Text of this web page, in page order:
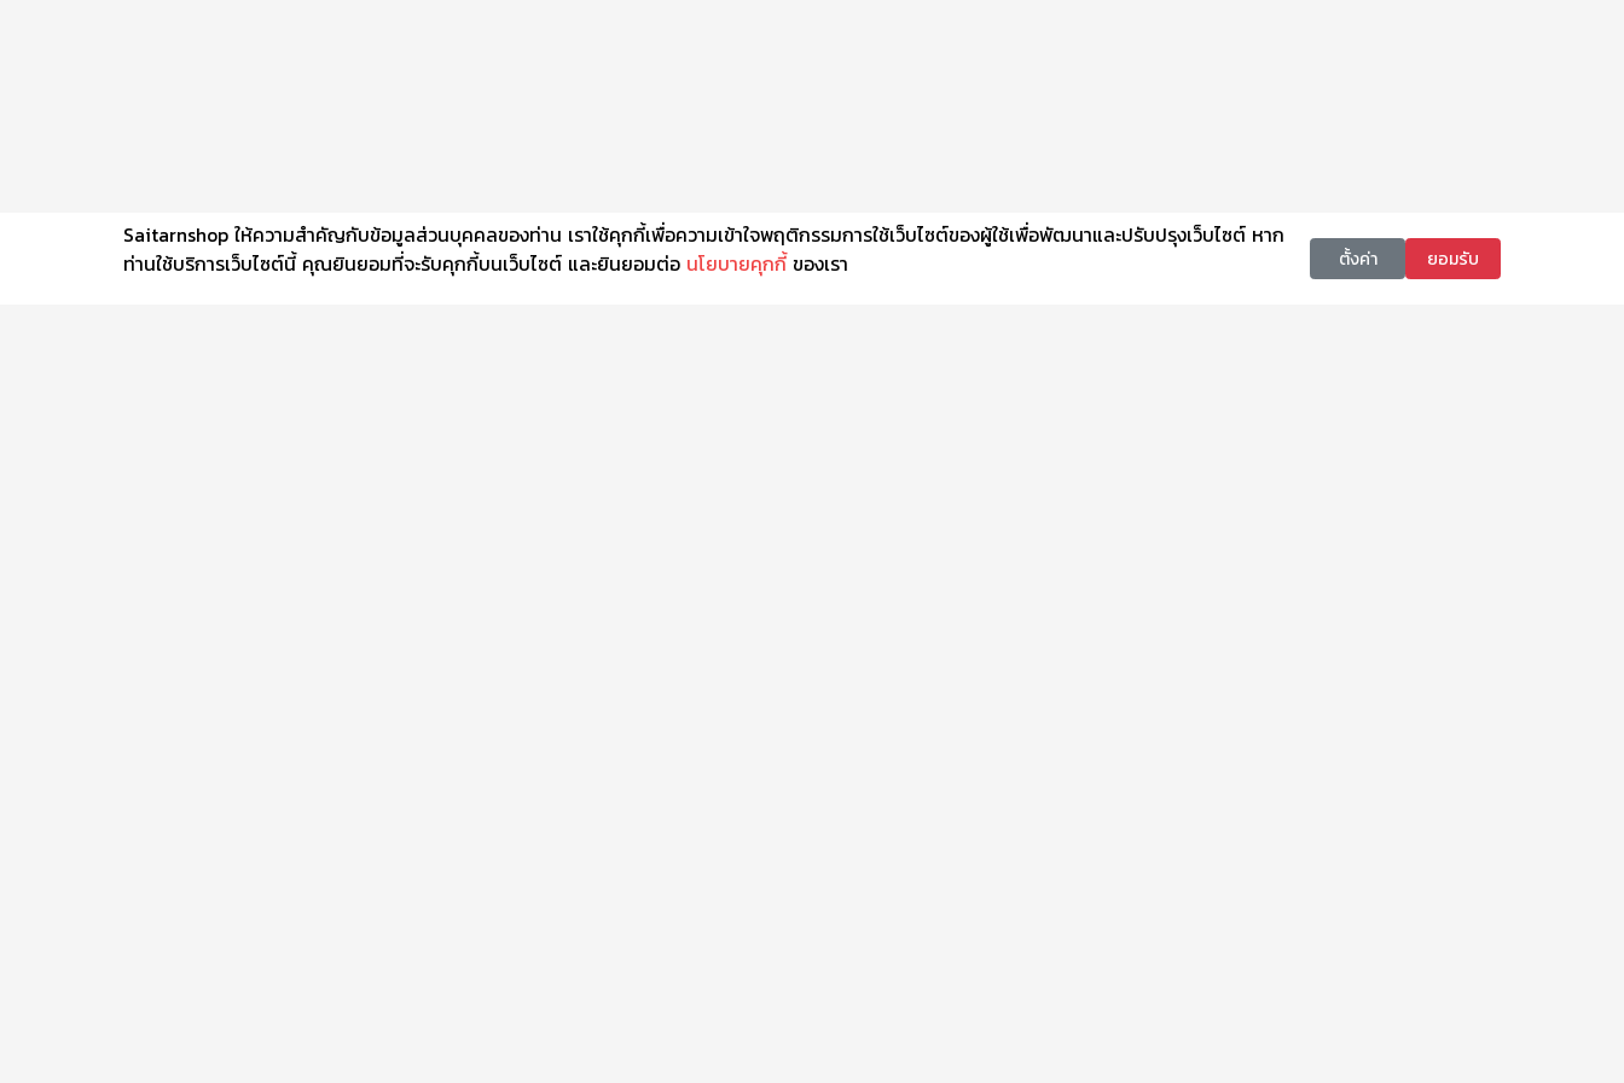
Saitarnshop ให้ความสำคัญกับข้อมูลส่วนบุคคลของท่าน เราใช้คุกกี้เพื่อความเข้าใจพฤติกรรมการใช้เว็บไซต์ของผู้ใช้เพื่อพัฒนาและปรับปรุงเว็บไซต์ หาก
ท่านใช้บริการเว็บไซต์นี้ คุณยินยอมที่จะรับคุกกี้บนเว็บไซต์ และยินยอมต่อ นโยบายคุกกี้ของเรา ตั้งค่า ยอมรับ